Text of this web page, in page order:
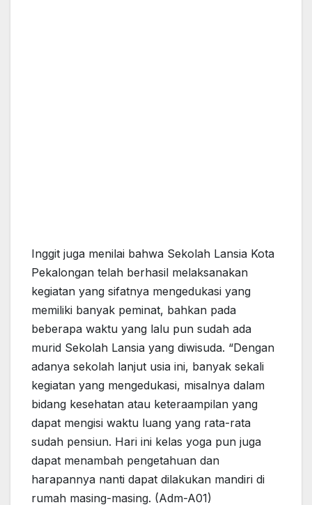
Inggit juga menilai bahwa Sekolah Lansia Kota
Pekalongan telah berhasil melaksanakan
kegiatan yang sifatnya mengedukasi yang
memiliki banyak peminat, bahkan pada
beberapa waktu yang lalu pun sudah ada
murid Sekolah Lansia yang diwisuda. “Dengan
adanya sekolah lanjut usia ini, banyak sekali
kegiatan yang mengedukasi, misalnya dalam
bidang kesehatan atau keteraampilan yang
dapat mengisi waktu luang yang rata-rata
sudah pensiun. Hari ini kelas yoga pun juga
dapat menambah pengetahuan dan
harapannya nanti dapat dilakukan mandiri di
rumah masing-masing. (Adm-A01)